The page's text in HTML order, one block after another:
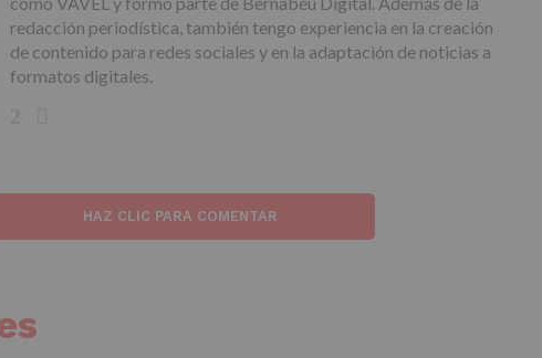
redacción periodística, también tengo experiencia en la creación
de contenido para redes sociales y en la adaptación de noticias a
formatos digitales.
HAZ CLIC PARA COMENTAR